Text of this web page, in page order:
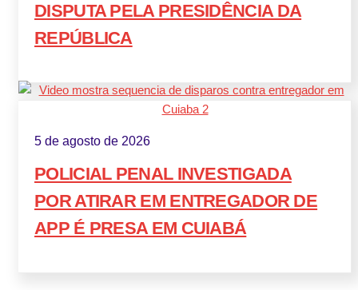
DISPUTA PELA PRESIDÊNCIA DA
REPÚBLICA
5 de agosto de 2026
POLICIAL PENAL INVESTIGADA
POR ATIRAR EM ENTREGADOR DE
APP É PRESA EM CUIABÁ